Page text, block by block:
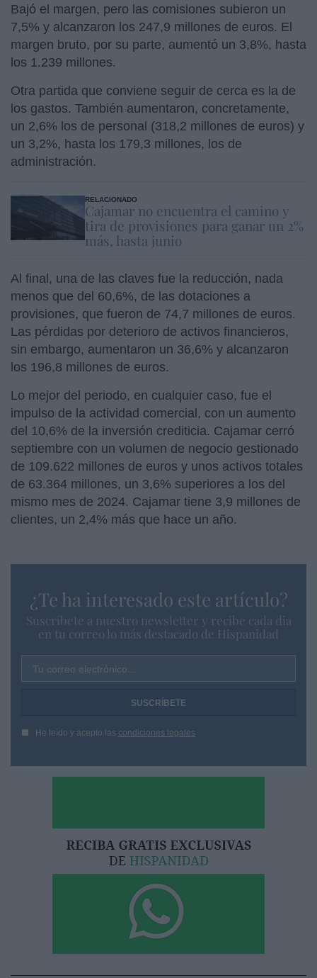
Bajó el margen, pero las comisiones subieron un
7,5% y alcanzaron los 247,9 millones de euros. El
margen bruto, por su parte, aumentó un 3,8%, hasta
los 1.239 millones.
Otra partida que conviene seguir de cerca es la de
los gastos. También aumentaron, concretamente,
un 2,6% los de personal (318,2 millones de euros) y
un 3,2%, hasta los 179,3 millones, los de
administración.
RELACIONADO
Cajamar no encuentra el camino y
tira de provisiones para ganar un 2%
más, hasta junio
Al final, una de las claves fue la reducción, nada
menos que del 60,6%, de las dotaciones a
provisiones, que fueron de 74,7 millones de euros.
Las pérdidas por deterioro de activos financieros,
sin embargo, aumentaron un 36,6% y alcanzaron
los 196,8 millones de euros.
Lo mejor del periodo, en cualquier caso, fue el
impulso de la actividad comercial, con un aumento
del 10,6% de la inversión crediticia. Cajamar cerró
septiembre con un volumen de negocio gestionado
de 109.622 millones de euros y unos activos totales
de 63.364 millones, un 3,6% superiores a los del
mismo mes de 2024. Cajamar tiene 3,9 millones de
clientes, un 2,4% más que hace un año.
¿Te ha interesado este artículo?
Suscríbete a nuestro newsletter y recibe cada dia
en tu correo lo más destacado de Hispanidad
Tu correo electrónico...
He leído y acepto las condiciones legales